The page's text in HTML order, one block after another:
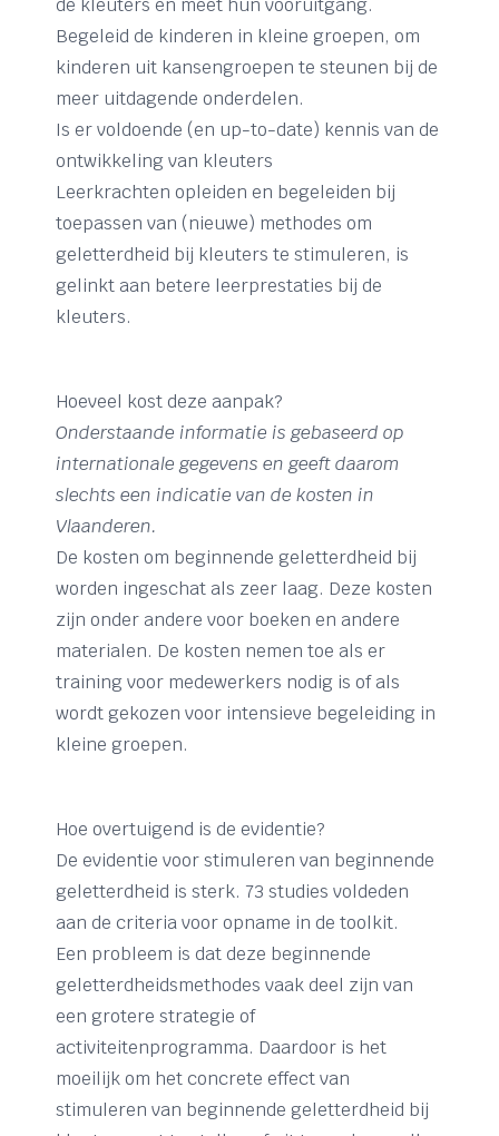
Begeleid de kinderen in kleine groepen, om
kinderen uit kansengroepen te steunen bij de
meer uitdagende onderdelen.
Is er voldoende (en up-to-date) kennis van de
ontwikkeling van kleuters
Leerkrachten opleiden en begeleiden bij
toepassen van (nieuwe) methodes om
geletterdheid bij kleuters te stimuleren, is
gelinkt aan betere leerprestaties bij de
kleuters.
Hoeveel kost deze aanpak?
Onderstaande informatie is gebaseerd op
internationale gegevens en geeft daarom
slechts een indicatie van de kosten in
Vlaanderen.
De kosten om beginnende geletterdheid bij
worden ingeschat als zeer laag. Deze kosten
zijn onder andere voor boeken en andere
materialen. De kosten nemen toe als er
training voor medewerkers nodig is of als
wordt gekozen voor intensieve begeleiding in
kleine groepen.
Hoe overtuigend is de evidentie?
De evidentie voor stimuleren van beginnende
geletterdheid is sterk. 73 studies voldeden
aan de criteria voor opname in de toolkit.
Een probleem is dat deze beginnende
geletterdheidsmethodes vaak deel zijn van
een grotere strategie of
activiteitenprogramma. Daardoor is het
moeilijk om het concrete effect van
stimuleren van beginnende geletterdheid bij